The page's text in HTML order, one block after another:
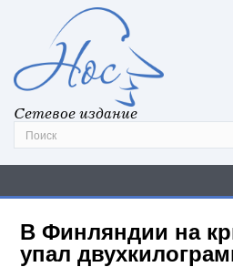
Сетевое издание
В Финляндии на
упал